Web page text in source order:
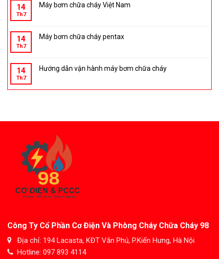
14
Th7
Máy bơm chữa cháy Việt Nam
14
Th7
Máy bơm chữa cháy pentax
14
Th7
Hướng dẫn vận hành máy bơm chữa cháy
Công Ty Cổ Phần Cơ Điện Và Phòng Cháy Chữa Cháy 98
Địa chỉ: 194 Lacasta, KĐT Văn Phú, P.Kiến Hưng, Hà Nội
Hotline: 097 893 4114